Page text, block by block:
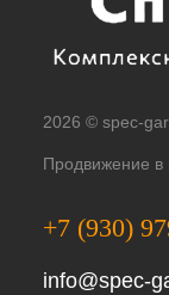
2026 © spec-
Продвижение в
+7 (930)
info@spec-